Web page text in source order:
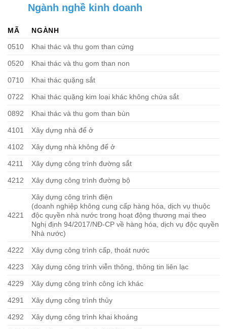
Ngành nghề kinh doanh
MÃ
NGÀNH
0510
Khai thác và thu gom than cứng
0520 Khai thác và thu gom than non
0710 Khai thác quặng sắt
0722 Khai thác quặng kim loại khác không chứa sắt
0892 Khai thác và thu gom than bùn
4101 Xây dựng nhà để ở
4102 Xây dựng nhà không để ở
4211 Xây dựng công trình đường sắt
4212 Xây dựng công trình đường bộ
4221
Xây dựng công trình điện
(doanh nghiệp không cung cấp hàng hóa, dịch vụ thuộc
độc quyền nhà nước trong hoạt động thương mại theo
Nghị định 94/2017/NĐ-CP về hàng hóa, dịch vụ độc quyền
Nhà nước)
4222 Xây dựng công trình cấp, thoát nước
4223 Xây dựng công trình viễn thông, thông tin liên lạc
4229 Xây dựng công trình công ích khác
4291 Xây dựng công trình thủy
4292 Xây dựng công trình khai khoáng